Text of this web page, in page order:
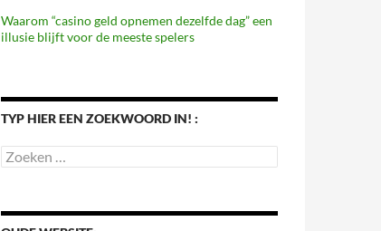
Waarom “casino geld opnemen dezelfde dag” een
illusie blijft voor de meeste spelers
TYP HIER EEN ZOEKWOORD IN! :
Zoeken
naar: